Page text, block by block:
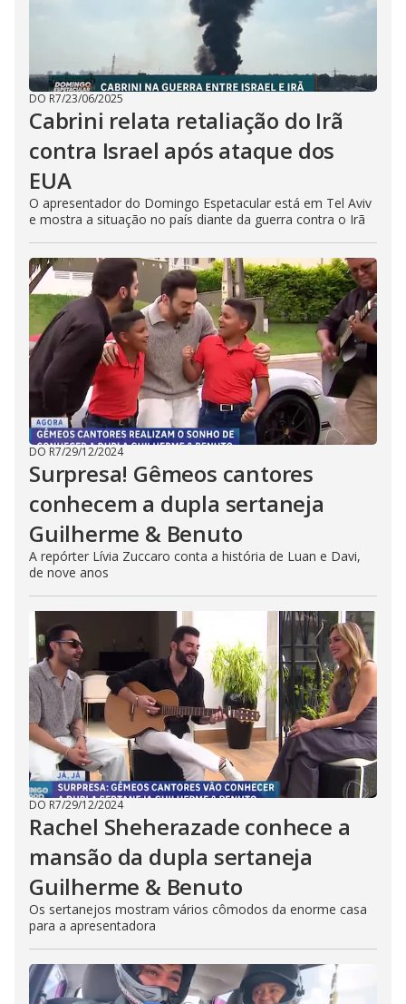
DO R7/23/06/2025
Cabrini relata retaliação do Irã
contra Israel após ataque dos
EUA
O apresentador do Domingo Espetacular está em Tel Aviv
e mostra a situação no país diante da guerra contra o Irã
DO R7/29/12/2024
Surpresa! Gêmeos cantores
conhecem a dupla sertaneja
Guilherme & Benuto
A repórter Lívia Zuccaro conta a história de Luan e Davi,
de nove anos
DO R7/29/12/2024
Rachel Sheherazade conhece a
mansão da dupla sertaneja
Guilherme & Benuto
Os sertanejos mostram vários cômodos da enorme casa
para a apresentadora